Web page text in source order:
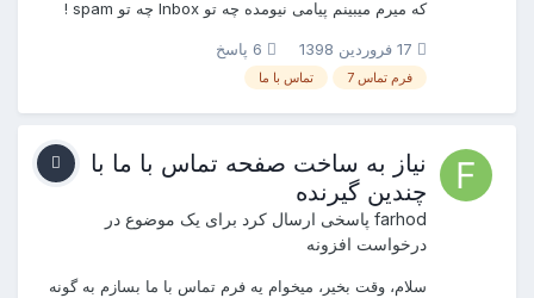
که میرم میبینم پیامی نیومده چه تو Inbox چه تو spam !
17 فروردین 1398
فرم تماس 7 تماس با ما
نیاز به ساخت صفحه تماس با ما با
چندین گیرنده
farhod پاسخی ارسال کرد برای یک موضوع در
درخواست افزونه
سلام، وقت بخیر، میخوام یه فرم تماس با ما بسازم به گونه